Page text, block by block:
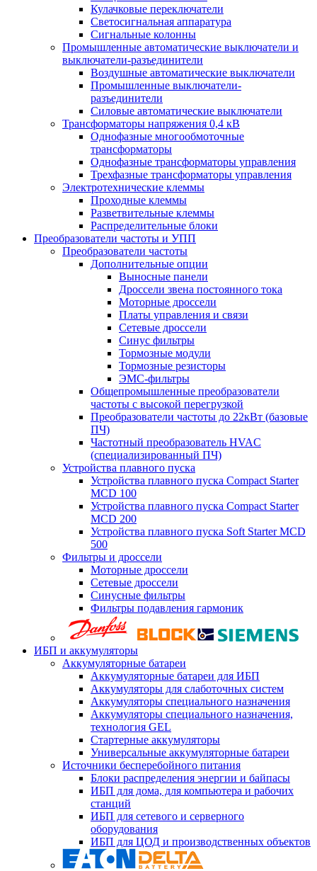
Кулачковые переключатели
Светосигнальная аппаратура
Сигнальные колонны
Промышленные автоматические выключатели и
выключатели-разъединители
Воздушные автоматические выключатели
Промышленные выключатели-
разъединители
Силовые автоматические выключатели
Трансформаторы напряжения 0,4 кВ
Однофазные многообмоточные
трансформаторы
Однофазные трансформаторы управления
Трехфазные трансформаторы управления
Электротехнические клеммы
Проходные клеммы
Разветвительные клеммы
Распределительные блоки
Преобразователи частоты и УПП
Преобразователи частоты
Дополнительные опции
Выносные панели
Дроссели звена постоянного тока
Моторные дроссели
Платы управления и связи
Сетевые дроссели
Синус фильтры
Тормозные модули
Тормозные резисторы
ЭМС-фильтры
Общепромышленные преобразователи
частоты с высокой перегрузкой
Преобразователи частоты до 22кВт (базовые
ПЧ)
Частотный преобразователь HVAC
(специализированный ПЧ)
Устройства плавного пуска
Устройства плавного пуска Compact Starter
MCD 100
Устройства плавного пуска Compact Starter
MCD 200
Устройства плавного пуска Soft Starter MCD
500
Фильтры и дроссели
Моторные дроссели
Сетевые дроссели
Синусные фильтры
Фильтры подавления гармоник
ИБП и аккумуляторы
Аккумуляторные батареи
Аккумуляторные батареи для ИБП
Аккумуляторы для слаботочных систем
Аккумуляторы специального назначения
Аккумуляторы специального назначения,
технология GEL
Стартерные аккумуляторы
Универсальные аккумуляторные батареи
Источники бесперебойного питания
Блоки распределения энергии и байпасы
ИБП для дома, для компьютера и рабочих
станций
ИБП для сетевого и серверного
оборудования
ИБП для ЦОД и производственных объектов